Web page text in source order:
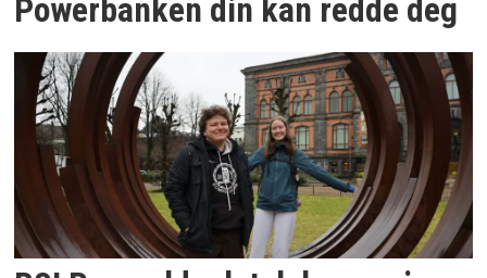
Powerbanken din kan redde deg